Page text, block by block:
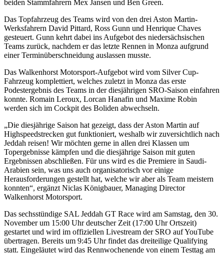
beiden Stammfahrern Mex Jansen und Ben Green.
Das Topfahrzeug des Teams wird von den drei Aston Martin-
Werksfahrern David Pittard, Ross Gunn und Henrique Chaves
gesteuert. Gunn kehrt dabei ins Aufgebot des niedersächsischen
Teams zurück, nachdem er das letzte Rennen in Monza aufgrund
einer Terminüberschneidung auslassen musste.
Das Walkenhorst Motorsport-Aufgebot wird vom Silver Cup-
Fahrzeug komplettiert, welches zuletzt in Monza das erste
Podestergebnis des Teams in der diesjährigen SRO-Saison einfahren
konnte. Romain Leroux, Lorcan Hanafin und Maxime Robin
werden sich im Cockpit des Boliden abwechseln.
„Die diesjährige Saison hat gezeigt, dass der Aston Martin auf
Highspeedstrecken gut funktioniert, weshalb wir zuversichtlich nach
Jeddah reisen! Wir möchten gerne in allen drei Klassen um
Topergebnisse kämpfen und die diesjährige Saison mit guten
Ergebnissen abschließen. Für uns wird es die Premiere in Saudi-
Arabien sein, was uns auch organisatorisch vor einige
Herausforderungen gestellt hat, welche wir aber als Team meistern
konnten“, ergänzt Niclas Königbauer, Managing Director
Walkenhorst Motorsport.
Das sechsstündige SAL Jeddah GT Race wird am Samstag, den 30.
November um 15:00 Uhr deutscher Zeit (17:00 Uhr Ortszeit)
gestartet und wird im offiziellen Livestream der SRO auf YouTube
übertragen. Bereits um 9:45 Uhr findet das dreiteilige Qualifying
statt. Eingeläutet wird das Rennwochenende von einem Testtag am